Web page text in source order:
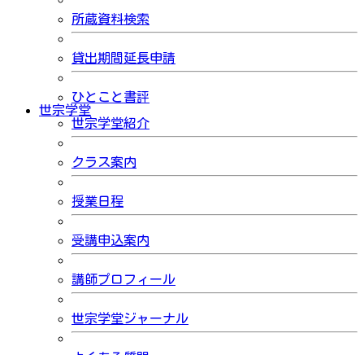
所蔵資料検索
貸出期間延長申請
ひとこと書評
世宗学堂
世宗学堂紹介
クラス案内
授業日程
受講申込案内
講師プロフィール
世宗学堂ジャーナル